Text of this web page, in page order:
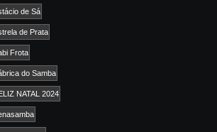
de Sá
de Prata
Frota
do Samba
NATAL 2024